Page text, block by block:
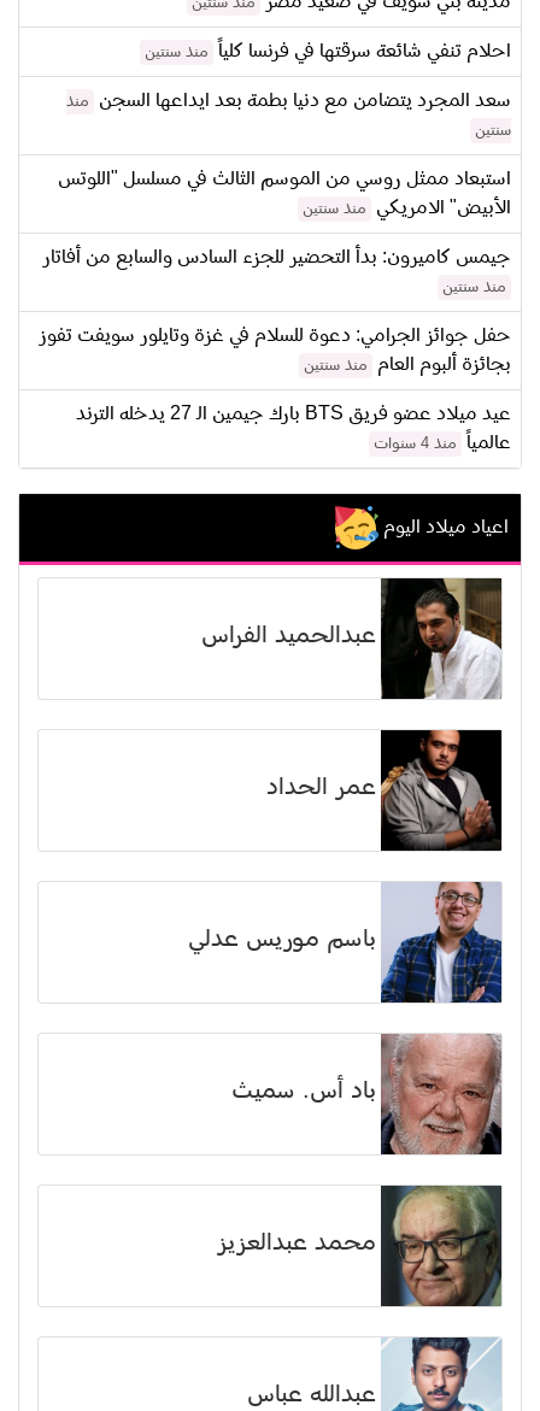
احلام تنفي شائعة سرقتها في فرنسا كلياً منذ سنتين
سعد المجرد يتضامن مع دنيا بطمة بعد ايداعها السجن
منذ
سنتين
استبعاد ممثل روسي من الموسم الثالث في مسلسل "اللوتس
الأبيض" الامريكي
منذ سنتين
جيمس كاميرون: بدأ التحضير للجزء السادس والسابع من أفاتار
منذ سنتين
حفل جوائز الجرامي: دعوة للسلام في غزة وتايلور سويفت تفوز
بجائزة ألبوم العام
منذ سنتين
عيد ميلاد عضو فريق BTS بارك جيمين الـ 27 يدخله الترند
عالمياً
منذ 4 سنوات
اعياد ميلاد اليوم
عبدالحميد الفراس
عمر الحداد
باسم موريس عدلي
باد أس. سميث
محمد عبدالعزيز
عبدالله عباس